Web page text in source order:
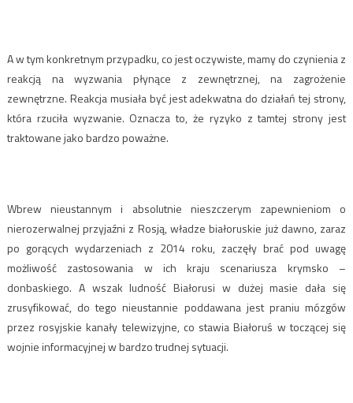
A w tym konkretnym przypadku, co jest oczywiste, mamy do czynienia z
reakcją na wyzwania płynące z zewnętrznej, na zagrożenie
zewnętrzne. Reakcja musiała być jest adekwatna do działań tej strony,
która rzuciła wyzwanie. Oznacza to, że ryzyko z tamtej strony jest
traktowane jako bardzo poważne.
Wbrew nieustannym i absolutnie nieszczerym zapewnieniom o
nierozerwalnej przyjaźni z Rosją, władze białoruskie już dawno, zaraz
po gorących wydarzeniach z 2014 roku, zaczęły brać pod uwagę
możliwość zastosowania w ich kraju scenariusza krymsko –
donbaskiego. A wszak ludność Białorusi w dużej masie dała się
zrusyfikować, do tego nieustannie poddawana jest praniu mózgów
przez rosyjskie kanały telewizyjne, co stawia Białoruś w toczącej się
wojnie informacyjnej w bardzo trudnej sytuacji.